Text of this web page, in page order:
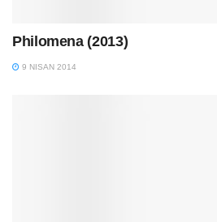
Philomena (2013)
9 NISAN 2014